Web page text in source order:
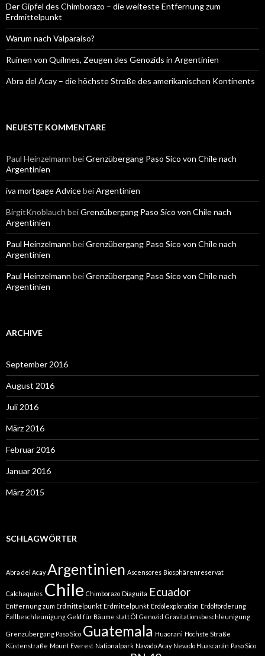
Der Gipfel des Chimborazo – die weiteste Entfernung zum
Erdmittelpunkt
Warum nach Valparaíso?
Ruinen von Quilmes, Zeugen des Genozids in Argentinien
Abra del Acay – die höchste Straße des amerikanischen Kontinents
NEUESTE KOMMENTARE
Paul Heinzelmann beiGrenzübergang Paso Sico von Chile nach
Argentinien
iva mortgage AdvicebeiArgentinien
BirgitKnoblauch beiGrenzübergang Paso Sico von Chile nach
Argentinien
Paul Heinzelmann beiGrenzübergang Paso Sico von Chile nach
Argentinien
Paul Heinzelmann beiGrenzübergang Paso Sico von Chile nach
Argentinien
ARCHIVE
September 2016
August 2016
Juli 2016
März 2016
Februar 2016
Januar 2016
März 2015
SCHLAGWÖRTER
Abra del Acay Argentinien Ascensores Biosphärenreservat
Calchaquíes Chile Chimborazo Diaguita Ecuador
Entfernung zum Erdmittelpunkt Erdmittelpunkt Erdölexploration Erdölförderung
Fallbeschleunigung Geld für Bäume statt Öl Genozid Gravitationsbeschleunigung
Grenzübergang Paso Sico Guatemala Huaorani Höchste Straße
Küstenstraße Mount Everest Nationalpark Navado Acay Nevado Huascarán Paso Sico